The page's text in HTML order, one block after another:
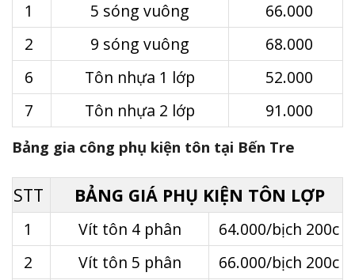
1 5 sóng vuông
66.000
2
9 sóng vuông
68.000
6
Tôn nhựa 1 lớp
52.000
7
Tôn nhựa 2 lớp 91.000
Bảng gia công phụ kiện tôn tại Bến Tre
STT BẢNG GIÁ PHỤ KIỆN TÔN LỢP
1 Vít tôn 4 phân
64.000/bịch 200c
2
Vít tôn 5 phân
66.000/bịch 200c